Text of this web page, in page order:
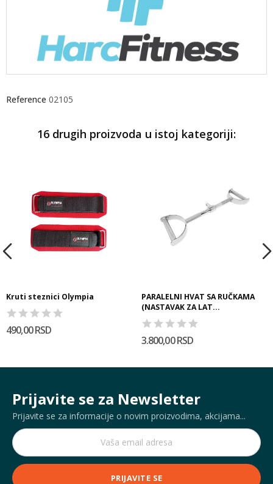
Reference 02105
16 drugih proizvoda u istoj kategoriji:
Kruti steznici Olympia
490,00 RSD
PARALELNI HVAT SA RUČKAMA
(NASTAVAK ZA LAT...
3.800,00 RSD
Prijavite se za Newsletter
Prijavite se za informacije o novim proizvodima, akcijama...
PRIJAVITE SE